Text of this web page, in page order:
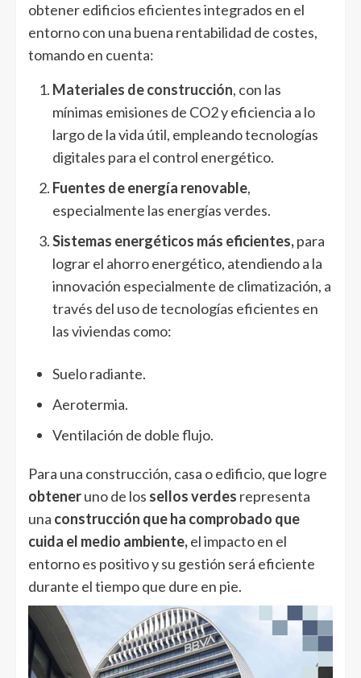
obtener edificios eficientes integrados en el
entorno con una buena rentabilidad de costes,
tomando en cuenta:
Materiales de construcción, con las
mínimas emisiones de CO2 y eficiencia a lo
largo de la vida útil, empleando tecnologías
digitales para el control energético.
Fuentes de energía renovable,
especialmente las energías verdes.
Sistemas energéticos más eficientes,para
lograr el ahorro energético, atendiendo a la
innovación especialmente de climatización, a
través del uso de tecnologías eficientes en
las viviendas como:
Suelo radiante.
Aerotermia.
Ventilación de doble flujo.
Para una construcción, casa o edificio, que logre
obteneruno de los sellos verdes representa
una construcción que ha comprobado que
cuida el medio ambiente,el impacto en el
entorno es positivo y su gestión será eficiente
durante el tiempo que dure en pie.